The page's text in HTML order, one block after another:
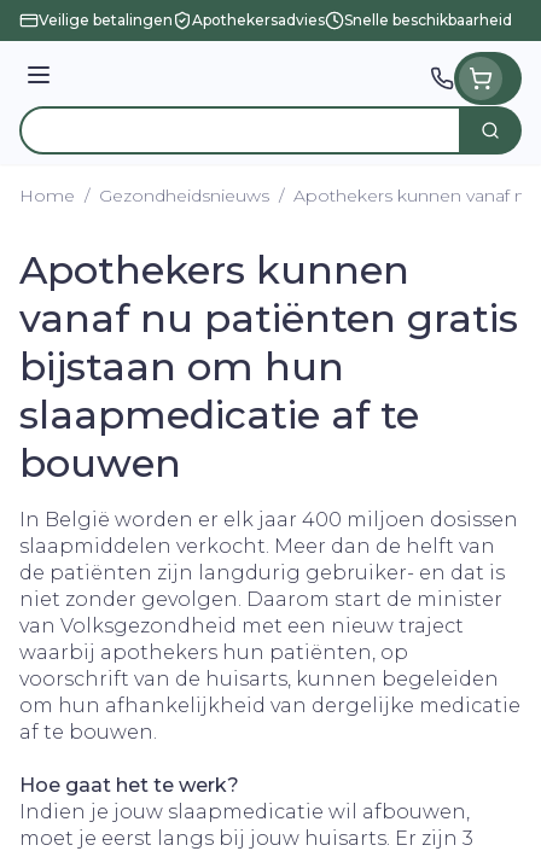
Ga naar de inhoud
Veilige betalingen Apothekersadvies Snelle beschikbaarheid
Menu
Product, merk, categorie... Zoek
Home / Gezondheidsnieuws / Apothekers kunnen vanaf
Apothekers kunnen
vanaf nu patiënten gratis
bijstaan om hun
slaapmedicatie af te
bouwen
In België worden er elk jaar 400 miljoen dosissen
slaapmiddelen verkocht. Meer dan de helft van
de patiënten zijn langdurig gebruiker- en dat is
niet zonder gevolgen. Daarom start de minister
van Volksgezondheid met een nieuw traject
waarbij apothekers hun patiënten, op
voorschrift van de huisarts, kunnen begeleiden
om hun afhankelijkheid van dergelijke medicatie
af te bouwen.
Hoe gaat het te werk?
Indien je jouw slaapmedicatie wil afbouwen,
moet je eerst langs bij jouw huisarts. Er zijn 3